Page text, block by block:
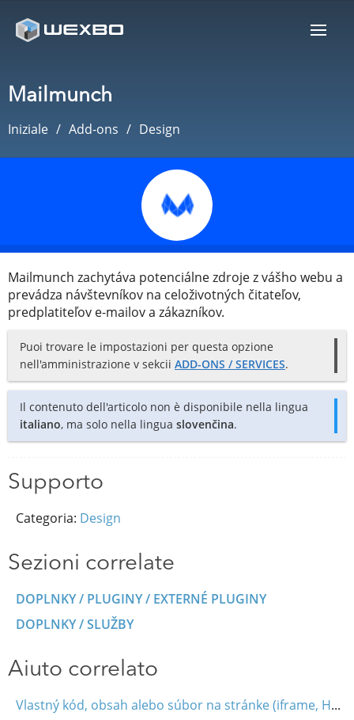
Mailmunch
Iniziale Add-ons Design
Mailmunch zachytáva potenciálne zdroje z vášho webu a
prevádza návštevníkov na celoživotných čitateľov,
predplatiteľov e-mailov a zákazníkov.
Puoi trovare le impostazioni per questa opzione
nell'amministrazione v sekcii ADD-ONS / SERVICES.
Il contenuto dell'articolo non è disponibile nella lingua
italiano, ma solo nella lingua slovenčina.
Supporto
Categoria: Design
Sezioni correlate
DOPLNKY / PLUGINY / EXTERNÉ PLUGINY
DOPLNKY / SLUŽBY
Aiuto correlato
Vlastný kód, obsah alebo súbor na stránke (iframe, HTML, JavaScript)